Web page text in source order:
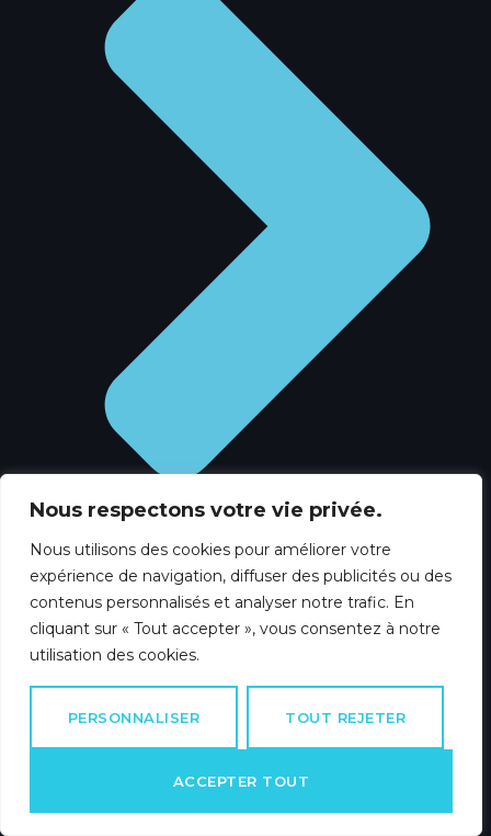
Nous respectons votre vie privée.
Nous utilisons des cookies pour améliorer votre
expérience de navigation, diffuser des publicités ou des
contenus personnalisés et analyser notre trafic. En
cliquant sur « Tout accepter », vous consentez à notre
utilisation des cookies.
PERSONNALISER TOUT REJETER
ACCEPTER TOUT
Dépannage électricité